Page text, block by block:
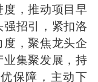
，推动项目早
招引，紧扣洛
，聚焦龙头企
集聚发展，持
保障，主动下